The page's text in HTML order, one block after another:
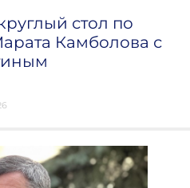
стол по
Камболова с